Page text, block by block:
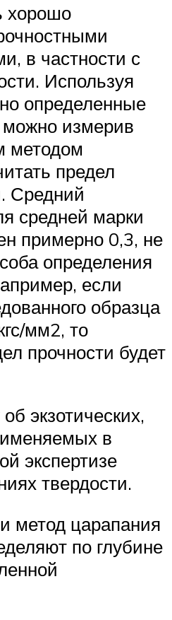
хорошо
в частности с
Используя
определенные
можно измерив
методом
предел
Средний
средней марки
примерно 0,3, не
определения
если
образца
мм2, то
прочности будет
экзотических,
в
экспертизе
твердости.
метод царапания
по глубине